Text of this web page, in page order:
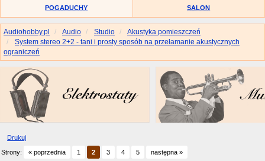
POGADUCHY SALON
Audiohobby.pl Audio Studio
Akustyka pomieszczeń
System stereo 2+2 - tani i prosty sposób na przełamanie akustycznych
ograniczeń
Drukuj
Strony: « poprzednia 1 2 3 4 5 następna »